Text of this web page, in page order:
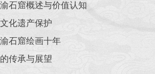
石窟概述与价值认知
化遗产保护
石窟绘画十年
传承与展望